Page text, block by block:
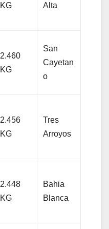
KG
Alta
2.460
KG
San
Cayetan
o
2.456
KG
Tres
Arroyos
2.448
KG
Bahia
Blanca